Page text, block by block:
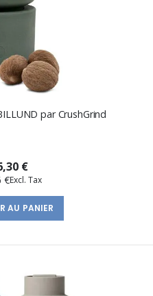
par CrushGrind
€
€
AU PANIER